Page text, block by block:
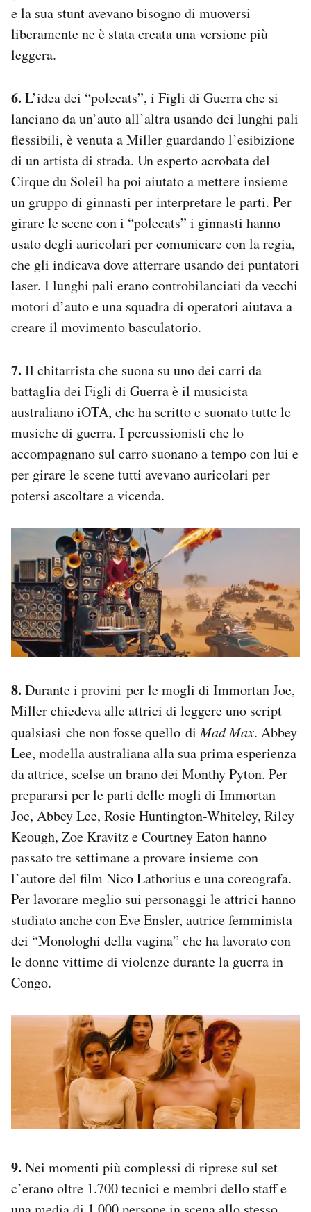
e la sua stunt avevano bisogno di muoversi
liberamente ne è stata creata una versione più
leggera.
6. L’idea dei “polecats”, i Figli di Guerra che si
lanciano da un’auto all’altra usando dei lunghi pali
flessibili, è venuta a Miller guardando l’esibizione
di un artista di strada. Un esperto acrobata del
Cirque du Soleil ha poi aiutato a mettere insieme
un gruppo di ginnasti per interpretare le parti. Per
girare le scene con i “polecats” i ginnasti hanno
usato degli auricolari per comunicare con la regia,
che gli indicava dove atterrare usando dei puntatori
laser. I lunghi pali erano controbilanciati da vecchi
motori d’auto e una squadra di operatori aiutava a
creare il movimento basculatorio.
7. Il chitarrista che suona su uno dei carri da
battaglia dei Figli di Guerra è il musicista
australiano iOTA, che ha scritto e suonato tutte le
musiche di guerra. I percussionisti che lo
accompagnano sul carro suonano a tempo con lui e
per girare le scene tutti avevano auricolari per
potersi ascoltare a vicenda.
8. Durante i provini per le mogli di Immortan Joe,
Miller chiedeva alle attrici di leggere uno script
qualsiasi che non fosse quello diMad Max. Abbey
Lee, modella australiana alla sua prima esperienza
da attrice, scelse un brano dei Monthy Pyton. Per
prepararsi per le parti delle mogli di Immortan
Joe, Abbey Lee, Rosie Huntington-Whiteley, Riley
Keough, Zoe Kravitz e Courtney Eaton hanno
passato tre settimane a provare insieme con
l’autore del film Nico Lathorius e una coreografa.
Per lavorare meglio sui personaggi le attrici hanno
studiato anche con Eve Ensler, autrice femminista
dei “Monologhi della vagina” che ha lavorato con
le donne vittime di violenze durante la guerra in
Congo.
9. Nei momenti più complessi di riprese sul set
c’erano oltre 1.700 tecnici e membri dello staff e